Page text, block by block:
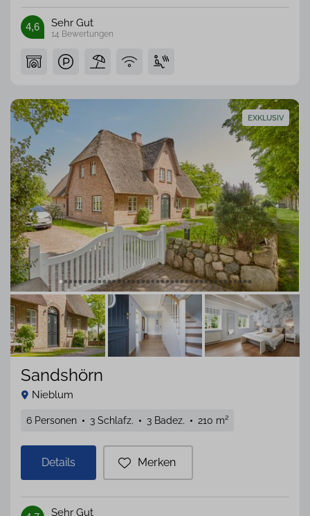
14 Bewertungen
4,6 Sehr Gut
Sandshörn
EXKLUSIV
Nieblum
6 Personen 3 Schlafz. 3 Badez. 210 m²
Details Merken
Sehr Gut